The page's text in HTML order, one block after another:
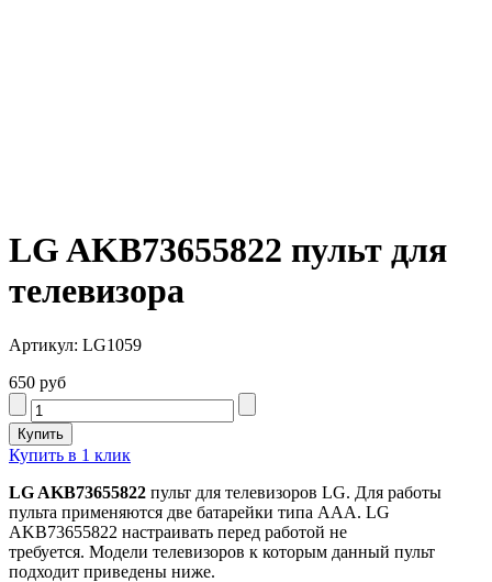
LG AKB73655822 пульт для
телевизора
Артикул: LG1059
650 руб
Купить в 1 клик
LG AKB73655822 пульт для телевизоров LG. Для работы
пульта применяются две батарейки типа AAA. LG
AKB73655822 настраивать перед работой не
требуется. Модели телевизоров к которым данный пульт
подходит приведены ниже.